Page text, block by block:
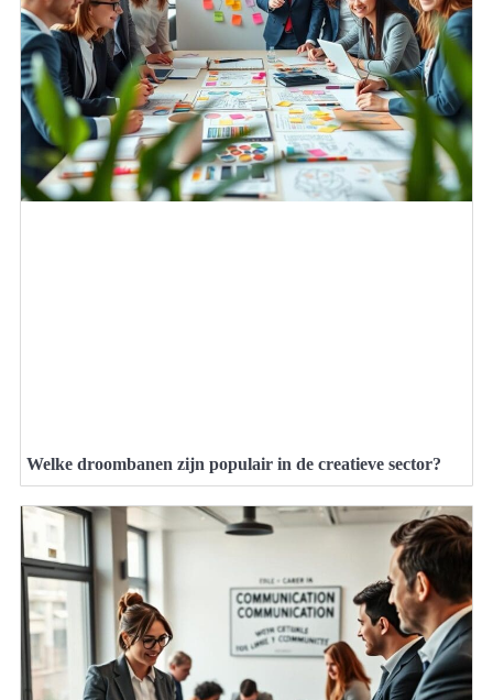
Welke droombanen zijn populair in de creatieve sector?